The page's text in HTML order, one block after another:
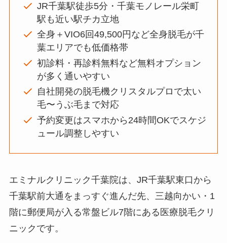
JR千葉駅徒歩5分・千葉モノレール栄町
駅も近い駅チカ立地
全身＋VIO6回49,500円など全身脱毛が千
葉エリアでも低価格帯
初診料・再診料無料など無料オプション
が多く通いやすい
自社開発の脱毛機クリスタルプロで太い
毛〜うぶ毛まで対応
予約変更はスマホから24時間OKでスケジ
ュール調整しやすい
エミナルクリニック千葉院は、JR千葉駅東口から
千葉駅前大通をまっすぐ進んだ先、三越向かい・1
階に郵便局が入る常盤ビル7階にある医療脱毛クリ
ニックです。